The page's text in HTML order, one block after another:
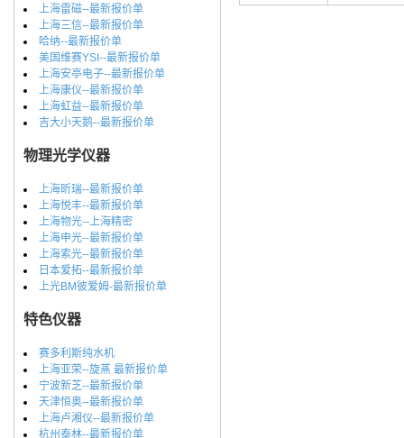
上海雷磁--最新报价单
上海三信--最新报价单
哈纳--最新报价单
美国维赛YSI--最新报价单
上海安亭电子--最新报价单
上海康仪--最新报价单
上海虹益--最新报价单
吉大小天鹅--最新报价单
物理光学仪器
上海昕瑞--最新报价单
上海悦丰--最新报价单
上海物光--上海精密
上海申光--最新报价单
上海索光--最新报价单
日本爱拓--最新报价单
上光BM彼爱姆-最新报价单
特色仪器
赛多利斯纯水机
上海亚荣--旋蒸 最新报价单
宁波新芝--最新报价单
天津恒奥--最新报价单
上海卢湘仪--最新报价单
杭州泰林--最新报价单